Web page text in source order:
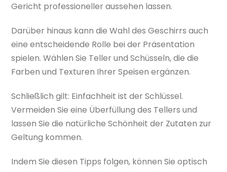
Gericht professioneller aussehen lassen.
Darüber hinaus kann die Wahl des Geschirrs auch
eine entscheidende Rolle bei der Präsentation
spielen. Wählen Sie Teller und Schüsseln, die die
Farben und Texturen Ihrer Speisen ergänzen.
Schließlich gilt: Einfachheit ist der Schlüssel.
Vermeiden Sie eine Überfüllung des Tellers und
lassen Sie die natürliche Schönheit der Zutaten zur
Geltung kommen.
Indem Sie diesen Tipps folgen, können Sie optisch